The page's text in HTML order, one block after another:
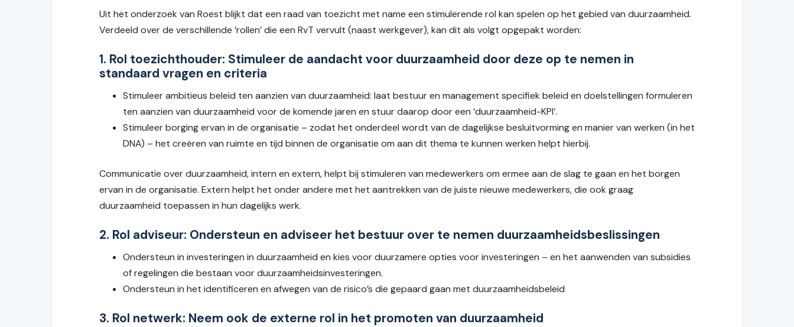
Uit het onderzoek van Roest blijkt dat een raad van toezicht met name een stimulerende rol kan spelen op het gebied van duurzaamheid.
Verdeeld over de verschillende ‘rollen’ die een RvT vervult (naast werkgever), kan dit als volgt opgepakt worden:
1. Rol toezichthouder: Stimuleer de aandacht voor duurzaamheid door deze op te nemen in
standaard vragen en criteria
Stimuleer ambitieus beleid ten aanzien van duurzaamheid: laat bestuur en management specifiek beleid en doelstellingen formuleren
ten aanzien van duurzaamheid voor de komende jaren en stuur daarop door een ‘duurzaamheid-KPI’.
Stimuleer borging ervan in de organisatie – zodat het onderdeel wordt van de dagelijkse besluitvorming en manier van werken (in het
DNA) – het creëren van ruimte en tijd binnen de organisatie om aan dit thema te kunnen werken helpt hierbij.
Communicatie over duurzaamheid, intern en extern, helpt bij stimuleren van medewerkers om ermee aan de slag te gaan en het borgen
ervan in de organisatie. Extern helpt het onder andere met het aantrekken van de juiste nieuwe medewerkers, die ook graag
duurzaamheid toepassen in hun dagelijks werk.
2. Rol adviseur: Ondersteun en adviseer het bestuur over te nemen duurzaamheidsbeslissingen
Ondersteun in investeringen in duurzaamheid en kies voor duurzamere opties voor investeringen – en het aanwenden van subsidies
of regelingen die bestaan voor duurzaamheidsinvesteringen.
Ondersteun in het identificeren en afwegen van de risico’s die gepaard gaan met duurzaamheidsbeleid
3. Rol netwerk: Neem ook de externe rol in het promoten van duurzaamheid